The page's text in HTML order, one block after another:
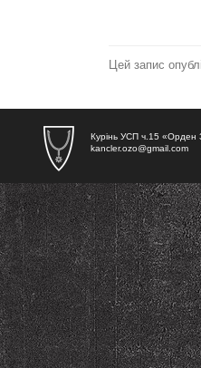
Цей запис
Курінь УСП ч.15 «Орден
kancler.ozo@gmail.com